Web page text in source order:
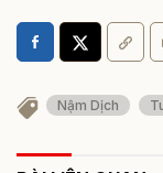
Nậm Dịch